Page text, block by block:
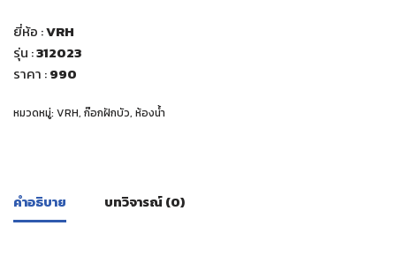
ยี่ห้อ :VRH
รุ่น :312023
ราคา :990
หมวดหมู่: VRH, ก๊อกฝักบัว, ห้องน้ำ
คำอธิบาย บทวิจารณ์ (0)